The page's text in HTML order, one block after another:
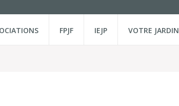
FPJF IEJP VOTRE JARDIN